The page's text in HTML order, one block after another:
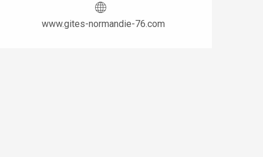
www.gites-normandie-76.com